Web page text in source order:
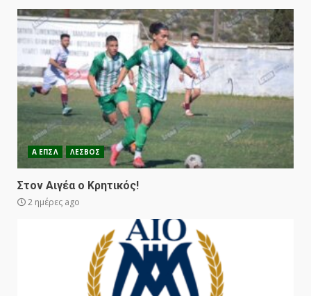
Α ΕΠΣΛ ΛΕΣΒΟΣ
Στον Αιγέα ο Κρητικός!
2 ημέρες ago